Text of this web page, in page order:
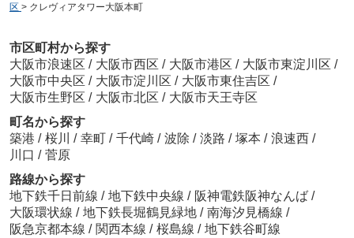
区 > クレヴィアタワー大阪本町
市区町村から探す
大阪市浪速区 / 大阪市西区 / 大阪市港区 / 大阪市東淀川区 /
大阪市中央区 / 大阪市淀川区 / 大阪市東住吉区 /
大阪市生野区 / 大阪市北区 / 大阪市天王寺区
町名から探す
築港 / 桜川 / 幸町 / 千代崎 / 波除 / 淡路 / 塚本 / 浪速西 /
川口 / 菅原
路線から探す
地下鉄千日前線 / 地下鉄中央線 / 阪神電鉄阪神なんば /
大阪環状線 / 地下鉄長堀鶴見緑地 / 南海汐見橋線 /
阪急京都本線 / 関西本線 / 桜島線 / 地下鉄谷町線